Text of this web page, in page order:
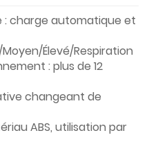
: charge automatique et
Élevé/Respiration
: plus de 12
changeant de
ABS, utilisation par